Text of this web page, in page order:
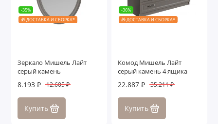
-35%
🎁 ДОСТАВКА И СБОРКА*
Зеркало Мишель Лайт
серый камень
8.193 ₽ 12.605 ₽
Купить
-36%
🎁 ДОСТАВКА И СБОРКА*
Комод Мишель Лайт
серый камень 4 ящика
22.887 ₽ 35.211 ₽
Купить